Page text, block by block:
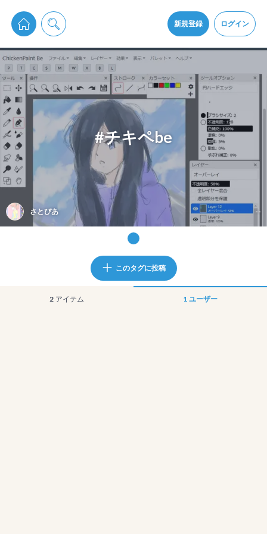
新規登録 ログイン
pixiv Sketchは2024年5月28日付で プライパシーポリシーを改定しました。
通知を受け取るにはここをクリックします
pixiv Sketchアプリでさらに快適に！
アプリをインストール
#チキペbe
さとぴあ --
このタグに投稿
2 アイテム 1 ユーザー